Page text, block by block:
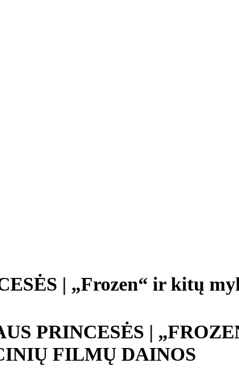
| „Frozen“ ir kitų
PRINCESĖS |
FILMŲ DAINOS